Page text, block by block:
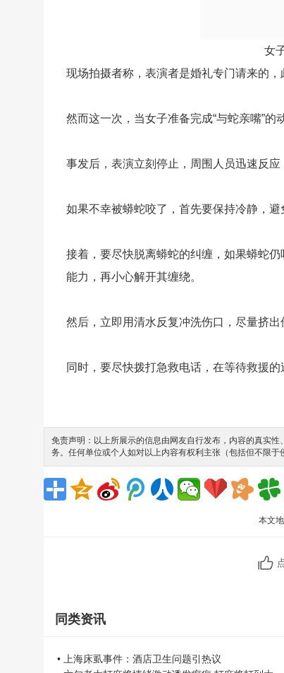
女
现场拍摄者称，表演者是婚礼专门请来的
然而这一次，当女子准备完成“与蛇亲嘴”
事发后，表演立刻停止，周围人员迅速反
如果不幸被蟒蛇咬了，首先要保持冷静，
接着，要尽快脱离蟒蛇的纠缠，如果蟒蛇
能力，再小心解开其缠绕。
然后，立即用清水反复冲洗伤口，尽量挤
同时，要尽快拨打急救电话，在等待救援
免责声明：以上所展示的信息由网友自行发布，内容的真实
务。任何单位或个人如对以上内容有权利主张（包括但不限
本文
同类资讯
• 上海床虱事件：酒店卫生问题引热议